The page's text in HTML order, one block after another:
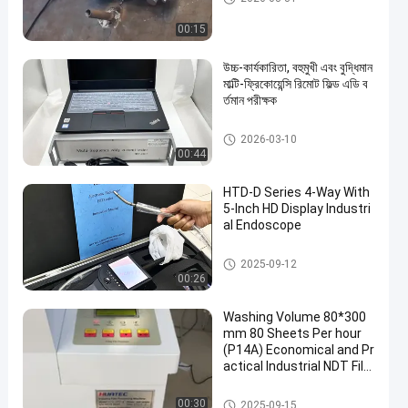
00:15
00:44
উচ্চ-কার্যকারিতা, বহুমুখী এবং বুদ্ধিমান
মাল্টি-ফ্রিকোয়েন্সি রিমোট ফিল্ড এডি ব
র্তমান পরীক্ষক
অ ধ্বংসাত্মক পরীক্ষার সরঞ্জাম
2026-03-10
00:26
HTD-D Series 4-Way With
5-Inch HD Display Industri
al Endoscope
অ ধ্বংসাত্মক পরীক্ষার সরঞ্জাম
2025-09-12
00:30
Washing Volume 80*300
mm 80 Sheets Per hour
(P14A) Economical and Pr
actical Industrial NDT Fil
অ ধ্বংসাত্মক পরীক্ষার সরঞ্জাম
2025-09-15